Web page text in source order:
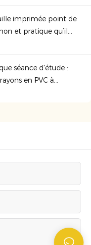
imprimée point de
et pratique qu’il
séance d'étude :
en PVC à